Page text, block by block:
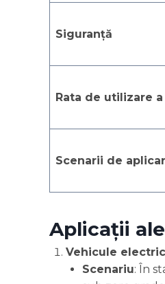
Siguranță
Rata de utilizare
Scenarii de
Aplicații
Vehicule
Scenariu: În